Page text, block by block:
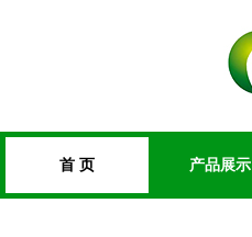
首 页 产品展示